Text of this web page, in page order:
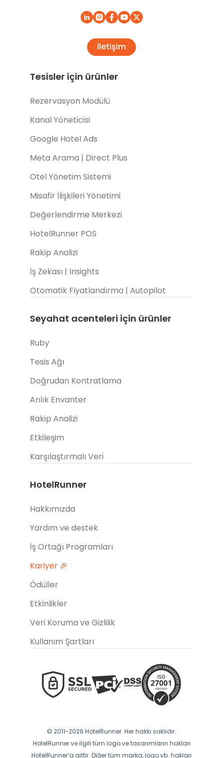
İletişim
Tesisler için ürünler
Rezervasyon Modülü
Kanal Yöneticisi
Google Hotel Ads
Meta Arama | Direct Plus
Otel Yönetim Sistemi
Misafir İlişkileri Yönetimi
Değerlendirme Merkezi
HotelRunner POS
Rakip Analizi
İş Zekası | Insights
Otomatik Fiyatlandırma | Autopilot
Seyahat acenteleri için ürünler
Ruby
Tesis Ağı
Doğrudan Kontratlama
Anlık Envanter
Rakip Analizi
Etkileşim
Karşılaştırmalı Veri
HotelRunner
Hakkımızda
Yardım ve destek
İş Ortağı Programları
Kariyer 🎉
Ödüller
Etkinlikler
Veri Koruma ve Gizlilik
Kullanım Şartları
© 2011-2026 HotelRunner. Her hakkı saklıdır.
HotelRunner ve ilgili tüm logo ve tasarımların hakları
HotelRunner’a aittir. Diğer tüm marka, logo vb. hakları